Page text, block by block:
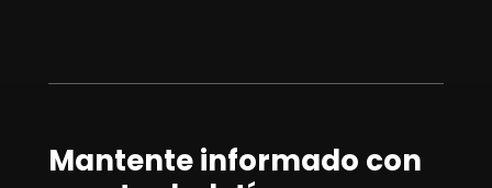
Mantente informado con